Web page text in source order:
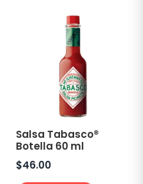
Salsa Tabasco®
Botella 60 ml
$46.00